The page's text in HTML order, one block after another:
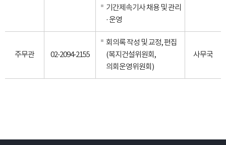
기간제속기사 채용 및 관리
· 운영
주무관 02-2094-2155
회의록 작성 및 교정, 편집
(복지건설위원회,
의회운영위원회)
사무국